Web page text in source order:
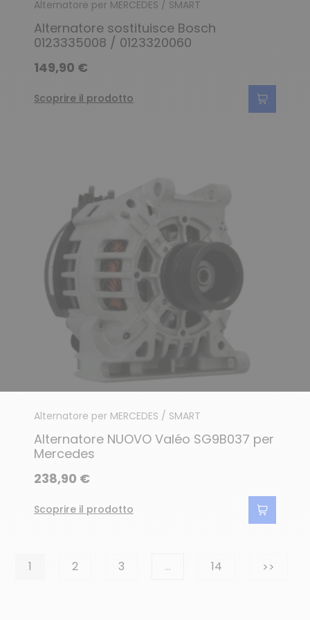
Alternatore per MERCEDES / SMART
Alternatore sostituisce Bosch
0123335008 / 0123320060
149,90 €
Scoprire il prodotto
Alternatore per MERCEDES / SMART
Alternatore NUOVO Valéo SG9B037 per
Mercedes
238,90 €
Scoprire il prodotto
1 2 3 … 14 >>